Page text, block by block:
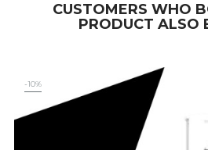
CUSTOMERS WHO
PRODUCT ALSO
-10%